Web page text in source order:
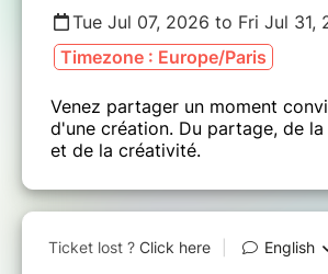
Tue Jul 07, 2026 to Fri Jul 31,
Timezone : Europe/Paris
Venez partager un moment
d'une création. Du partage, de
et de la créativité.